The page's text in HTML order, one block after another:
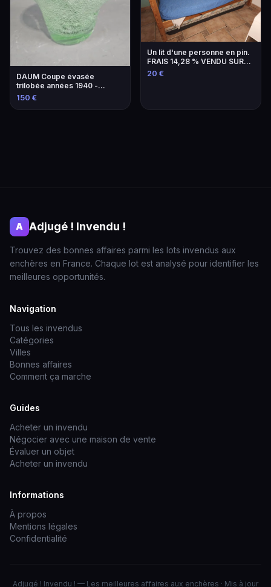
DAUM Coupe évasée
trilobée années 1940 -
Design français
150 €
Un lit d'une personne en pin.
FRAIS 14,28 % VENDU SUR
DESIGNATION A L'HOTEL DES
VENTES, EXPOSITION SUR
20 €
A Adjugé ! Invendu !
Trouvez des bonnes affaires parmi les lots invendus aux
enchères en France. Chaque lot est analysé pour identifier les
meilleures opportunités.
Navigation
Tous les invendus
Catégories
Villes
Bonnes affaires
Comment ça marche
Guides
Acheter un invendu
Négocier avec une maison de vente
Évaluer un objet
Acheter un invendu
Informations
À propos
Mentions légales
Confidentialité
Adjugé ! Invendu ! — Les meilleures affaires aux enchères · Mis à jour